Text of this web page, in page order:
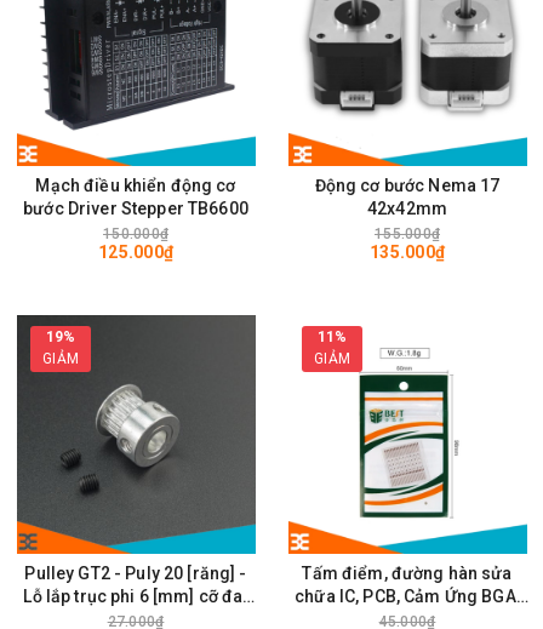
Mạch điều khiển động cơ
bước Driver Stepper TB6600
150.000₫
125.000₫
Động cơ bước Nema 17
42x42mm
155.000₫
135.000₫
19%
GIẢM
Pulley GT2 - Puly 20 [răng] -
Lỗ lắp trục phi 6 [mm] cỡ đai
rộng 6mm
27.000₫
11%
GIẢM
Tấm điểm, đường hàn sửa
chữa IC, PCB, Cảm Ứng BGA,
Vân Tay Điện Thoại, Pad - Best
45.000₫